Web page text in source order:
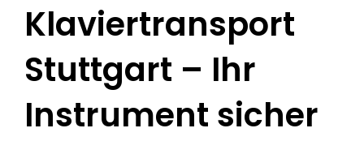
Klaviertransport
Stuttgart – Ihr
Instrument sicher